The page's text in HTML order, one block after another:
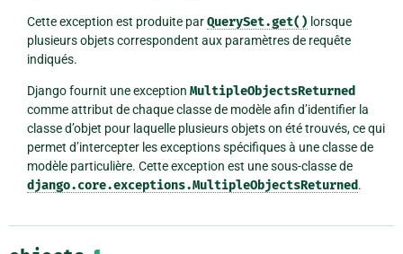
Cette exception est produite parQuerySet.get() lorsque
plusieurs objets correspondent aux paramètres de requête
indiqués.
Django fournit une exception MultipleObjectsReturned
comme attribut de chaque classe de modèle afin d’identifier la
classe d’objet pour laquelle plusieurs objets on été trouvés, ce qui
permet d’intercepter les exceptions spécifiques à une classe de
modèle particulière. Cette exception est une sous-classe de
django.core.exceptions.MultipleObjectsReturned.